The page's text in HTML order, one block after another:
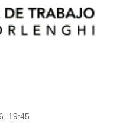
19:45